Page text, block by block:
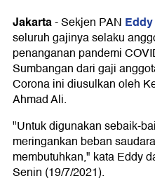
Jakarta-Sekjen PAN
seluruh gajinya selaku
penanganan pandemi
Sumbangan dari gaji
Corona ini diusulkan oleh
Ahmad Ali.
"Untuk digunakan sebaik-
meringankan beban
membutuhkan," kata Eddy
Senin (19/7/2021).